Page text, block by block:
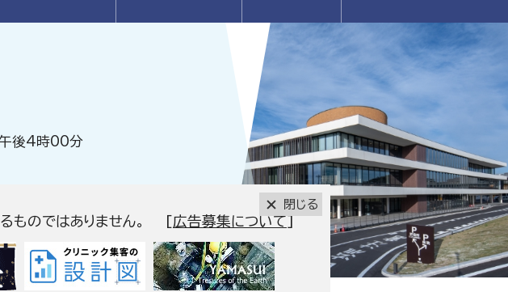
ものではありません。 [広告募集について]
閉じる
午後4時00分